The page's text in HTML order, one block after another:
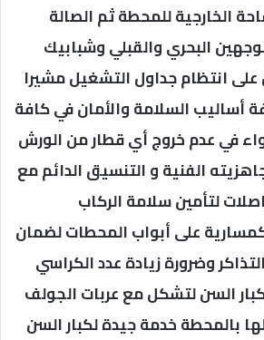
الخارجية للمحطة ثم الصالة
البحري والقبلي وشبابيك
على انتظام جداول التشغيل مشيرا
أساليب السلامة والأمان في كافة
في عدم خروج أي قطار من الورش
الفنية و التنسيق الدائم مع
لتأمين سلامة الركاب
على أبواب المحطات لضمان
وضرورة زيادة عدد الكراسي
السن لتشكل مع عربات الجولف
بالمحطة خدمة جيدة لكبار السن